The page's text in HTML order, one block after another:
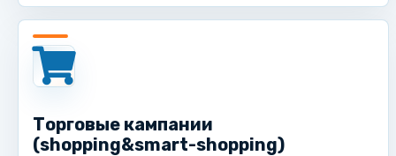
Торговые кампании
(shopping&smart-shopping)